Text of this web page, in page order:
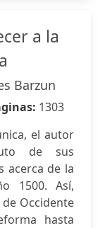
a la
Barzun
1303
el autor
de sus
acerca de la
1500. Así,
Occidente
hasta